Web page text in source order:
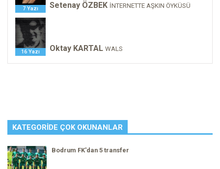
7 Yazı Setenay ÖZBEK İNTERNETTE AŞKIN ÖYKÜSÜ
16 Yazı Oktay KARTAL WALS
KATEGORIDE ÇOK OKUNANLAR
Bodrum FK'dan 5 transfer